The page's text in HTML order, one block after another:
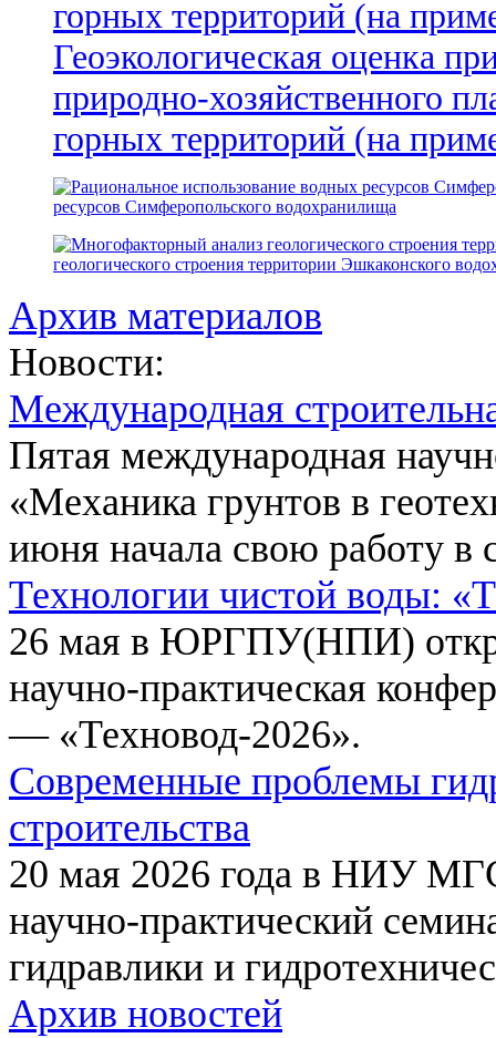
Геоэкологическая оценка
природно-хозяйственного
горных территорий (на
ресурсов Симферопольского водохранилища
геологического строения территории Эшкаконского
Архив материалов
Новости:
Международная
Пятая международная
«Механика грунтов в
июня начала свою работу в
Технологии чистой воды:
26 мая в ЮРГПУ(НПИ)
научно-практическая
— «Техновод-2026».
Современные проблемы
строительства
20 мая 2026 года в НИУ
научно-практический
гидравлики и
Архив новостей